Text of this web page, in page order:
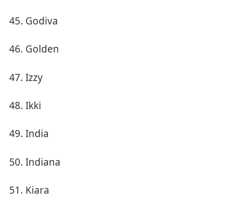
Godiva
Golden
Izzy
Ikki
India
Indiana
Kiara